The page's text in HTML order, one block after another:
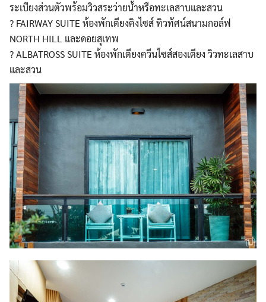
ระเบียงส่วนตัวพร้อมวิวสระว่ายน้ำหรือทะเลสาบและสวน
? FAIRWAY SUITE ห้องพักเตียงคิงไซส์ ทิวทัศน์สนามกอล์ฟ
NORTH HILL และดอยสุเทพ
?ALBATROSS SUITE ห้องพักเตียงควีนไซส์สองเตียง วิวทะเลสาบ
และสวน